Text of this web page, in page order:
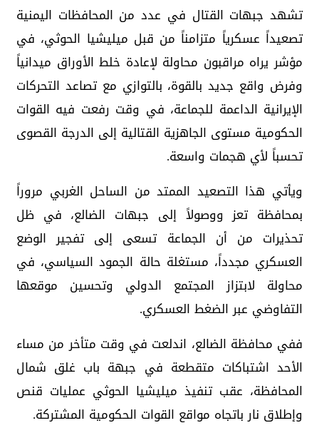
تشهد جبهات القتال في عدد من المحافظات اليمنية
تصعيداً عسكرياً متزامناً من قبل ميليشيا الحوثي، في
مؤشر يراه مراقبون محاولة لإعادة خلط الأوراق ميدانياً
وفرض واقع جديد بالقوة، بالتوازي مع تصاعد التحركات
الإيرانية الداعمة للجماعة، في وقت رفعت فيه القوات
الحكومية مستوى الجاهزية القتالية إلى الدرجة القصوى
تحسباً لأي هجمات واسعة.
ويأتي هذا التصعيد الممتد من الساحل الغربي مروراً
بمحافظة تعز ووصولاً إلى جبهات الضالع، في ظل
تحذيرات من أن الجماعة تسعى إلى تفجير الوضع
العسكري مجدداً، مستغلة حالة الجمود السياسي، في
محاولة لابتزاز المجتمع الدولي وتحسين موقعها
التفاوضي عبر الضغط العسكري.
ففي محافظة الضالع، اندلعت في وقت متأخر من مساء
الأحد اشتباكات متقطعة في جبهة باب غلق شمال
المحافظة، عقب تنفيذ ميليشيا الحوثي عمليات قنص
وإطلاق نار باتجاه مواقع القوات الحكومية المشتركة.